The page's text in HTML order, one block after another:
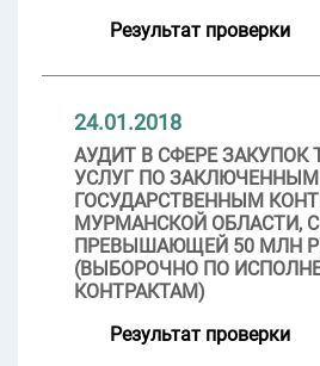
Результат проверки
24.01.2018
АУДИТ В СФЕРЕ ЗАКУПОК
УСЛУГ ПО ЗАКЛЮЧЕННЫМ
ГОСУДАРСТВЕННЫМ
МУРМАНСКОЙ ОБЛАСТИ,
ПРЕВЫШАЮЩЕЙ 50 МЛН
(ВЫБОРОЧНО ПО
КОНТРАКТАМ)
Результат проверки